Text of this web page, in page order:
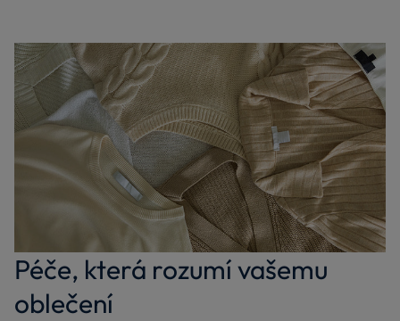
Péče, která rozumí vašemu
oblečení